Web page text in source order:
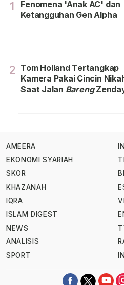
1
Fenomena 'Anak AC' dan
Ketangguhan Gen Alpha
2 Tom Holland Tertangkap
Kamera Pakai Cincin
Saat Jalan Bareng
AMEERA
EKONOMI SYARIAH
SKOR
KHAZANAH
IQRA
ISLAM DIGEST
NEWS
ANALISIS
SPORT